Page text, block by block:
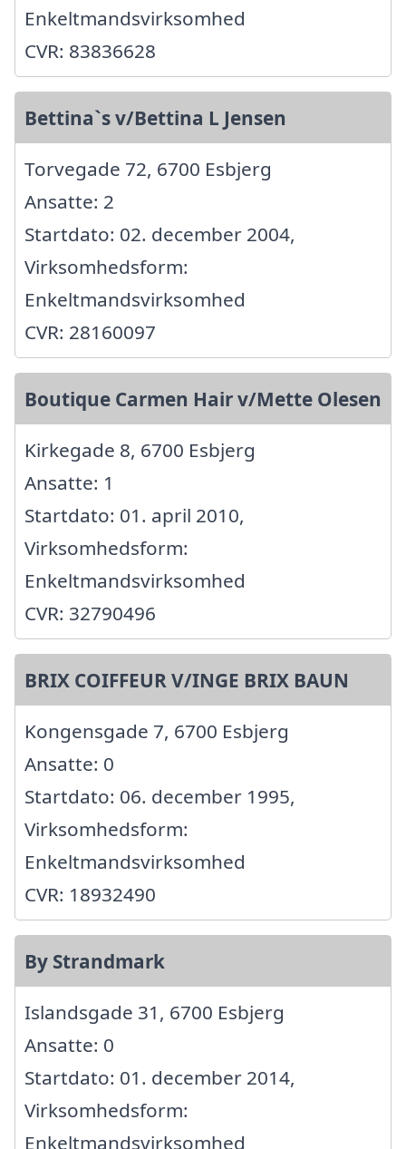
Enkeltmandsvirksomhed
CVR: 83836628
Bettina`s v/Bettina L Jensen
Torvegade 72, 6700 Esbjerg
Ansatte: 2
Startdato: 02. december 2004,
Virksomhedsform:
Enkeltmandsvirksomhed
CVR: 28160097
Boutique Carmen Hair v/Mette Olesen
Kirkegade 8, 6700 Esbjerg
Ansatte: 1
Startdato: 01. april 2010,
Virksomhedsform:
Enkeltmandsvirksomhed
CVR: 32790496
BRIX COIFFEUR V/INGE BRIX BAUN
Kongensgade 7, 6700 Esbjerg
Ansatte: 0
Startdato: 06. december 1995,
Virksomhedsform:
Enkeltmandsvirksomhed
CVR: 18932490
By Strandmark
Islandsgade 31, 6700 Esbjerg
Ansatte: 0
Startdato: 01. december 2014,
Virksomhedsform:
Enkeltmandsvirksomhed